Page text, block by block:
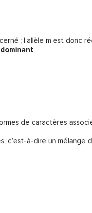
; l’allèle m est donc
dominant
de caractères
c’est-à-dire un mélange